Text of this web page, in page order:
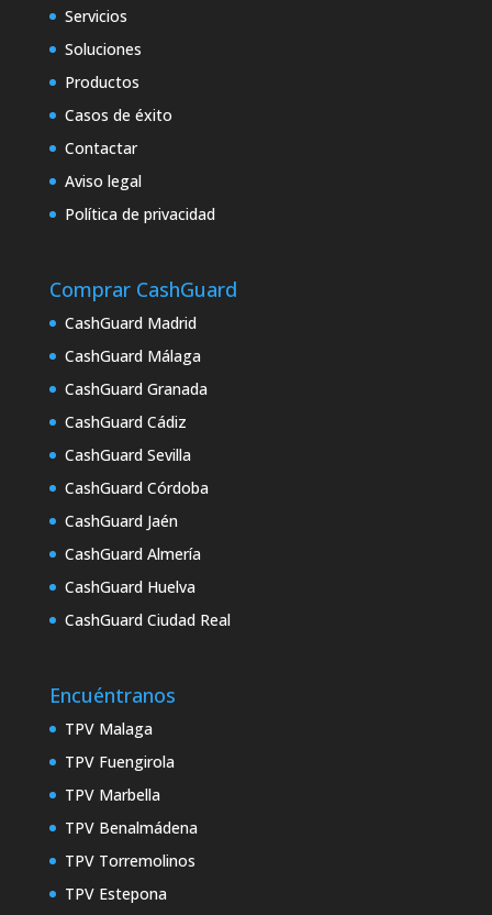
Servicios
Soluciones
Productos
Casos de éxito
Contactar
Aviso legal
Política de privacidad
Comprar CashGuard
CashGuard Madrid
CashGuard Málaga
CashGuard Granada
CashGuard Cádiz
CashGuard Sevilla
CashGuard Córdoba
CashGuard Jaén
CashGuard Almería
CashGuard Huelva
CashGuard Ciudad Real
Encuéntranos
TPV Malaga
TPV Fuengirola
TPV Marbella
TPV Benalmádena
TPV Torremolinos
TPV Estepona